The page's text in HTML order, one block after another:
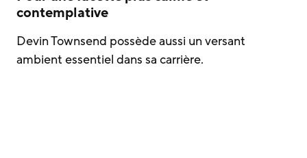
contemplative
Devin Townsend possède aussi un versant
ambient essentiel dans sa carrière.